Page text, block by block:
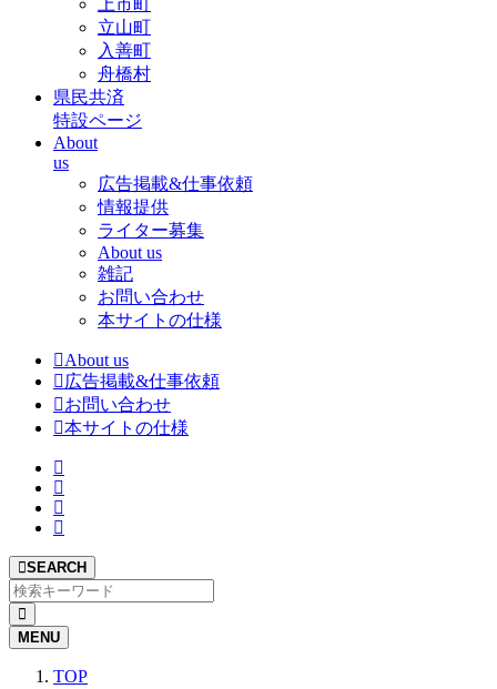
上市町
立山町
入善町
舟橋村
県民共済
特設ページ
About
us
広告掲載&仕事依頼
情報提供
ライター募集
About us
雑記
お問い合わせ
本サイトの仕様
About us
広告掲載&仕事依頼
お問い合わせ
本サイトの仕様
SEARCH
MENU
TOP